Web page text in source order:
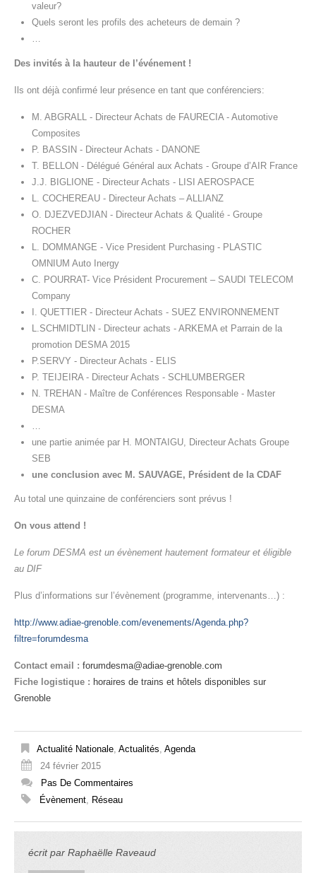
valeur?
Quels seront les profils des acheteurs de demain ?
…
Des invités à la hauteur de l’événement !
Ils ont déjà confirmé leur présence en tant que conférenciers:
M. ABGRALL - Directeur Achats de FAURECIA - Automotive
Composites
P. BASSIN - Directeur Achats - DANONE
T. BELLON - Délégué Général aux Achats - Groupe d’AIR France
J.J. BIGLIONE - Directeur Achats - LISI AEROSPACE
L. COCHEREAU - Directeur Achats – ALLIANZ
O. DJEZVEDJIAN - Directeur Achats & Qualité - Groupe
ROCHER
L. DOMMANGE - Vice President Purchasing - PLASTIC
OMNIUM Auto Inergy
C. POURRAT- Vice Président Procurement – SAUDI TELECOM
Company
I. QUETTIER - Directeur Achats - SUEZ ENVIRONNEMENT
L.SCHMIDTLIN - Directeur achats - ARKEMA et Parrain de la
promotion DESMA 2015
P.SERVY - Directeur Achats - ELIS
P. TEIJEIRA - Directeur Achats - SCHLUMBERGER
N. TREHAN - Maître de Conférences Responsable - Master
DESMA
une partie animée par H. MONTAIGU, Directeur Achats Groupe
SEB
une conclusion avec M. SAUVAGE, Président de la CDAF
Au total une quinzaine de conférenciers sont prévus !
On vous attend !
Le forum DESMA est un évènement hautement formateur et éligible
au DIF
Plus d’informations sur l’évènement (programme, intervenants…) :
http://www.adiae-grenoble.com/evenements/Agenda.php?
filtre=forumdesma
Contact email : forumdesma@adiae-grenoble.com
Fiche logistique : horaires de trains et hôtels disponibles sur
Grenoble
Actualité Nationale, Actualités, Agenda
24 février 2015
Pas De Commentaires
Évènement, Réseau
écrit par Raphaëlle Raveaud